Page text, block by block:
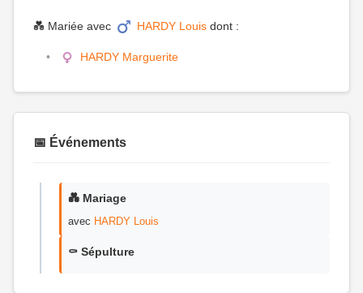
💑 Mariée avec HARDY Louis dont :
HARDY Marguerite
📅 Événements
💑 Mariage
avec HARDY Louis
⚰️ Sépulture